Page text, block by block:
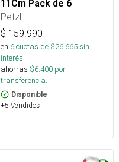
11Cm Pack de 6
Petzl
$ 159.990
en 6cuotas de $26.665sin
interés
ahorras $6.400 por
transferencia.
Disponible
+5 Vendidos